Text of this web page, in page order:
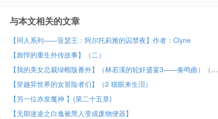
与本文相关的文章
【同人系列——亚瑟王：阿尔托莉雅的囚禁夜】作者：Clyne
【彪悍的重生外传故事】（二）
【我的美女总裁绿帽版番外】（林若溪的轮奸盛宴3——奏鸣曲）（中）
【穿越异世界的女冒险者们】（2 猫眼来生泪）
【另一位赤发魔神 】(第二十五章)
【无期迷途之白逸被黑人变成废物便器】